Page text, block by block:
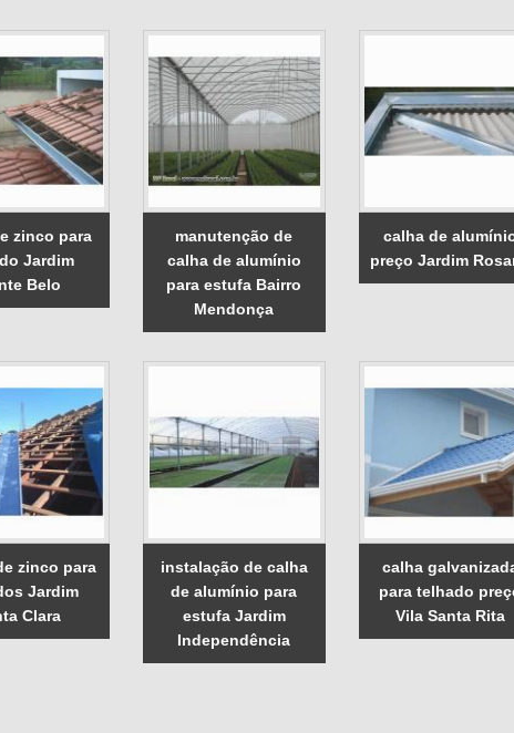
zinco para
Jardim
Belo
manutenção de
calha de alumínio
para estufa Bairro
Mendonça
calha de
preço Jardim
zinco para
Jardim
Clara
instalação de calha
de alumínio para
estufa Jardim
Independência
calha
para telhado
Vila Santa Rita